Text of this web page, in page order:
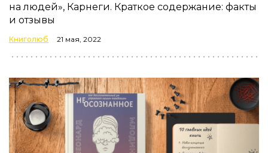
на людей», Карнеги. Краткое содержание: факты
и отзывы
Книголюб 21 мая, 2022